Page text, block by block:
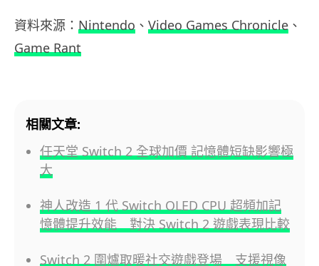
資料來源： Nintendo 、 Video Games Chronicle 、
Game Rant
相關文章:
任天堂 Switch 2 全球加價 記憶體短缺影響極
大
神人改造 1 代 Switch OLED CPU 超頻加記
憶體提升效能 對決 Switch 2 遊戲表現比較
Switch 2 圍爐取暖社交遊戲登場 支援視像